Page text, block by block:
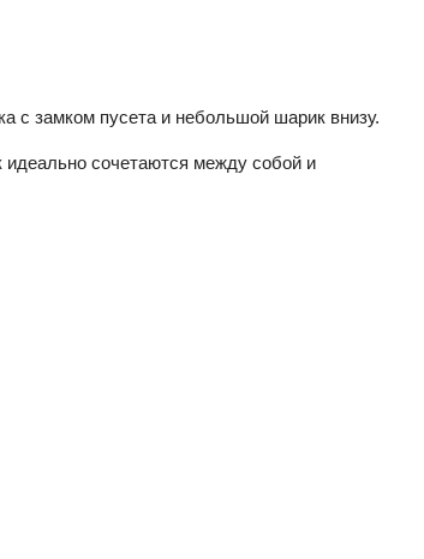
с замком пусета и небольшой шарик внизу.
идеально сочетаются между собой и